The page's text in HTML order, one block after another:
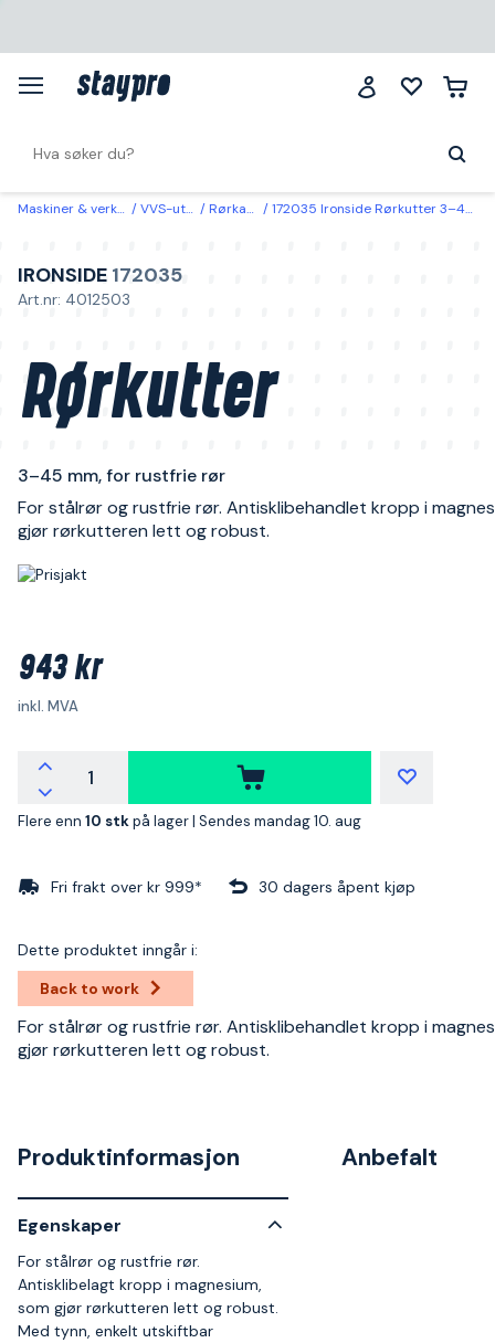
Maskiner & verktøy VVS-utstyr Rørkapping 172035 Ironside Rørkutter 3–45 mm, for rustfrie rør
IRONSIDE 172035
Art.nr: 4012503
Rørkutter
3–45 mm, for rustfrie rør
For stålrør og rustfrie rør. Antisklibehandlet kropp i
gjør rørkutteren lett og robust.
943 kr
inkl. MVA
Flere enn 10 stkpå lager | Sendes mandag 10. aug
Fri frakt over kr 999* 30 dagers åpent kjøp
Dette produktet inngår i:
Back to work
For stålrør og rustfrie rør. Antisklibehandlet kropp i
gjør rørkutteren lett og robust.
Produktinformasjon
Egenskaper
For stålrør og rustfrie rør.
Antisklibelagt kropp i magnesium,
som gjør rørkutteren lett og robust.
Med tynn, enkelt utskiftbar
Anbefalt